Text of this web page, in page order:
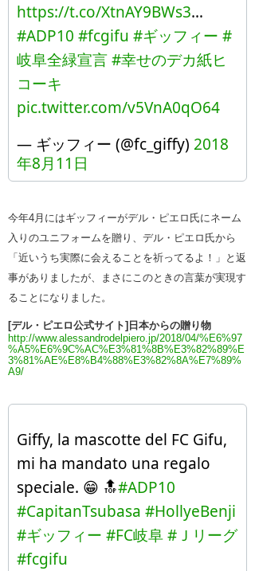
https://t.co/XtnAY9BWs3…
#ADP10 #fcgifu #ギッフィー #
岐阜全緑宣言#幸せのデカ紙ヒ
コーキ
pic.twitter.com/v5VnA0qO64
— ギッフィー (@fc_giffy) 2018
年8月11日
今年4月にはギッフィーがデル・ピエロ氏にネーム
入りのユニフォームを贈り、デル・ピエロ氏から
「近いうち実際に会えることを祈ってるよ！」と返
事がありましたが、まさにこのときの言葉が実現す
ることになりました。
[デル・ピエロ公式サイト]日本からの贈り物
http://www.alessandrodelpiero.jp/2018/04/%E6%97
%A5%E6%9C%AC%E3%81%8B%E3%82%89%E
3%81%AE%E8%B4%88%E3%82%8A%E7%89%
A9/
Giffy, la mascotte del FC Gifu,
mi ha mandato una regalo
speciale. 😁 🔝#ADP10
#CapitanTsubasa #HollyeBenji
#ギッフィー #FC岐阜#Ｊリーグ
#fcgifu